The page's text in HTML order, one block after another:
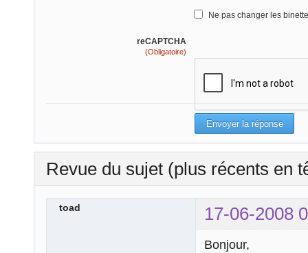
Ne pas changer les
reCAPTCHA
(Obligatoire)
Revue du sujet (plus récents en
toad 17-06-2008
Bonjour,